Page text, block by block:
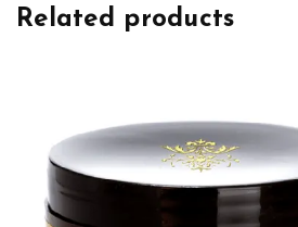
Related products